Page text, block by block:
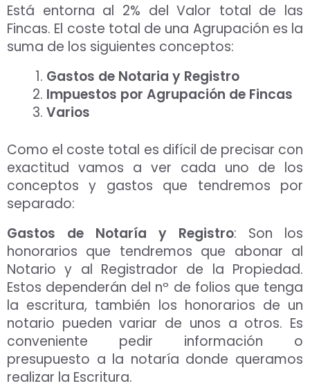
Está entorna al 2% del Valor total de las
Fincas. El coste total de una Agrupación es la
suma de los siguientes conceptos:
Gastos de Notaria y Registro
Impuestos por Agrupación de Fincas
Varios
Como el coste total es difícil de precisar con
exactitud vamos a ver cada uno de los
conceptos y gastos que tendremos por
separado:
Gastos de Notaría y Registro: Son los
honorarios que tendremos que abonar al
Notario y al Registrador de la Propiedad.
Estos dependerán del nº de folios que tenga
la escritura, también los honorarios de un
notario pueden variar de unos a otros. Es
conveniente pedir información o
presupuesto a la notaría donde queramos
realizar la Escritura.